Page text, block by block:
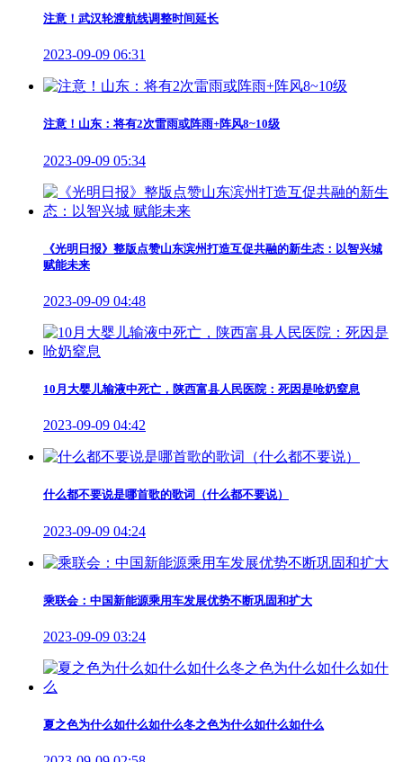
注意！武汉轮渡航线调整时间延长
2023-09-09 06:31
注意！山东：将有2次雷雨或阵雨+阵风8~10级
2023-09-09 05:34
《光明日报》整版点赞山东滨州打造互促共融的新生态：以智兴城
赋能未来
2023-09-09 04:48
10月大婴儿输液中死亡，陕西富县人民医院：死因是呛奶窒息
2023-09-09 04:42
什么都不要说是哪首歌的歌词（什么都不要说）
2023-09-09 04:24
乘联会：中国新能源乘用车发展优势不断巩固和扩大
2023-09-09 03:24
夏之色为什么如什么如什么冬之色为什么如什么如什么